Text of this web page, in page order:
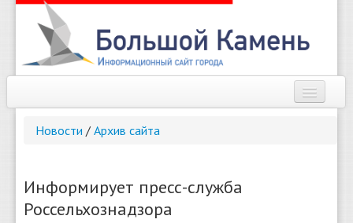
Новости
Справочник
Новости / Архив сайта
Информирует пресс-служба
Россельхознадзора